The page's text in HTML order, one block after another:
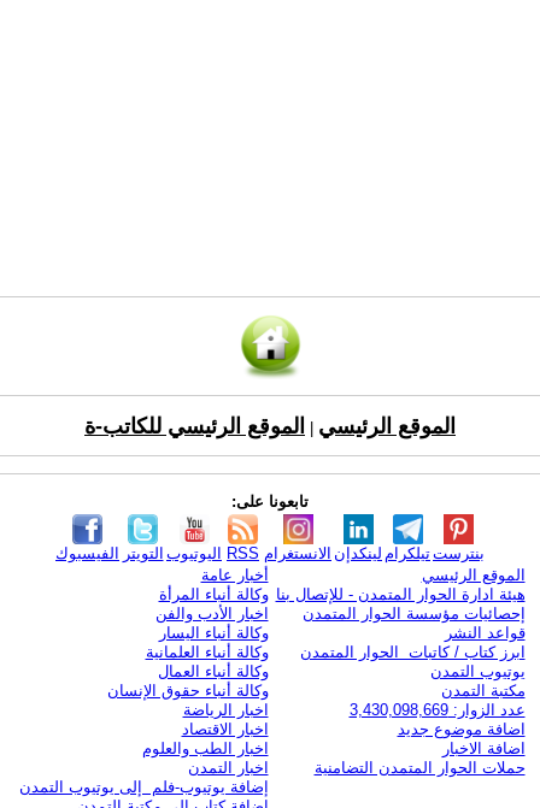
الموقع الرئيسي الموقع الرئيسي للكاتب-ة
تابعونا على:
الفيسبوك التويتر اليوتيوب RSS الانستغرام لينكدإن تيلكرامبنترست
الموقع الرئيسي
هيئة ادارة الحوار المتمدن - للإتصال بنا
إحصائيات مؤسسة الحوار المتمدن
قواعد النشر
ابرز كتاب / كاتبات الحوار المتمدن
يوتيوب التمدن
مكتبة التمدن
عدد الزوار: 3,430,098,669
اضافة موضوع جديد
اضافة الاخبار
حملات الحوار المتمدن التضامنية
أخبار عامة
وكالة أنباء المرأة
اخبار الأدب والفن
وكالة أنباء اليسار
وكالة أنباء العلمانية
وكالة أنباء العمال
وكالة أنباء حقوق الإنسان
اخبار الرياضة
اخبار الاقتصاد
اخبار الطب والعلوم
اخبار التمدن
إضافة يوتيوب-فلم إلى يوتيوب التمدن